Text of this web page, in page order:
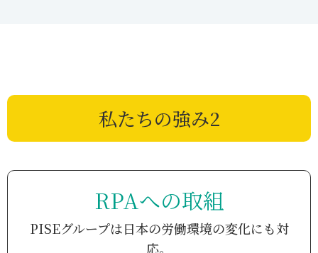
私たちの強み2
RPAへの取組
PISEグループは日本の労働環境の変化にも対
応。